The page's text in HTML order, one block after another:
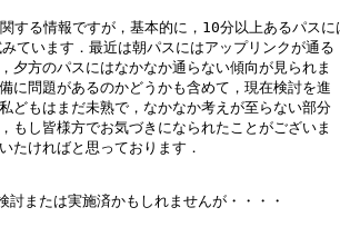
る情報ですが，基本的に，10分以上あるパスに
ています．最近は朝パスにはアップリンクが通る
夕方のパスにはなかなか通らない傾向が見られま
に問題があるのかどうかも含めて，現在検討を進
どもはまだ未熟で，なかなか考えが至らない部分
もし皆様方でお気づきになられたことがございま
たければと思っております．
討または実施済かもしれませんが・・・・